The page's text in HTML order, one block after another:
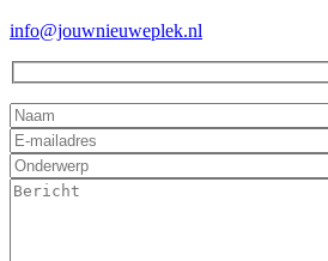
info@jouwnieuweplek.nl